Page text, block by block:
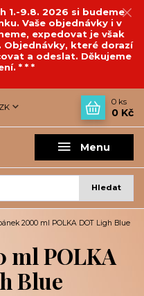
1.-9.8. 2026 si budeme
Vaše objednávky i v
expedovat je však
Objednávky, které dorazí
a odeslat. Děkujeme
* * *
Menu
Hledat
0 ks
0 Kč
2000 ml POLKA DOT Ligh Blue
ml POLKA
Blue